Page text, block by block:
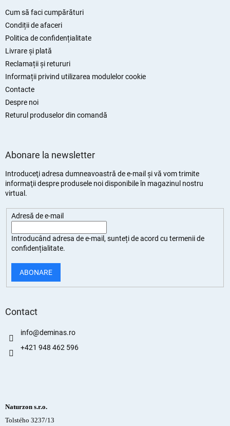
Cum să faci cumpărături
Condiții de afaceri
Politica de confidențialitate
Livrare și plată
Reclamații și retururi
Informații privind utilizarea modulelor cookie
Contacte
Despre noi
Returul produselor din comandă
Abonare la newsletter
Introduceţi adresa dumneavoastră de e-mail şi vă vom trimite
informaţii despre produsele noi disponibile în magazinul nostru
virtual.
Adresă de e-mail
Introducând adresa de e-mail, sunteți deacord cu termenii de
confidențialitate.
ABONARE
Contact
info@deminas.ro
+421 948 462 596
Naturzon s.r.o.
Tolstého 3237/13